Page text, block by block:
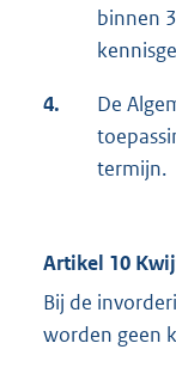
binnen
4.
De
termijn.
Artikel 10
Bij de
worden geen